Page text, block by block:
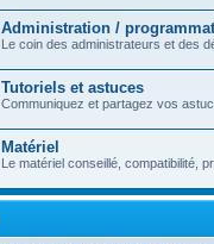
Administration /
Le coin des administrateurs et des
Tutoriels et astuces
Communiquez et partagez vos
Matériel
Le matériel conseillé, compatibilité,